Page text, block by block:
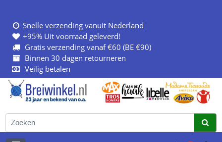
Snelle verzending vanuit Nederland
+95% Uit voorraad geleverd!
Gratis verzending vanaf €60 (BE €90)
Binnen 30 dagen retourneren
Veilig betalen